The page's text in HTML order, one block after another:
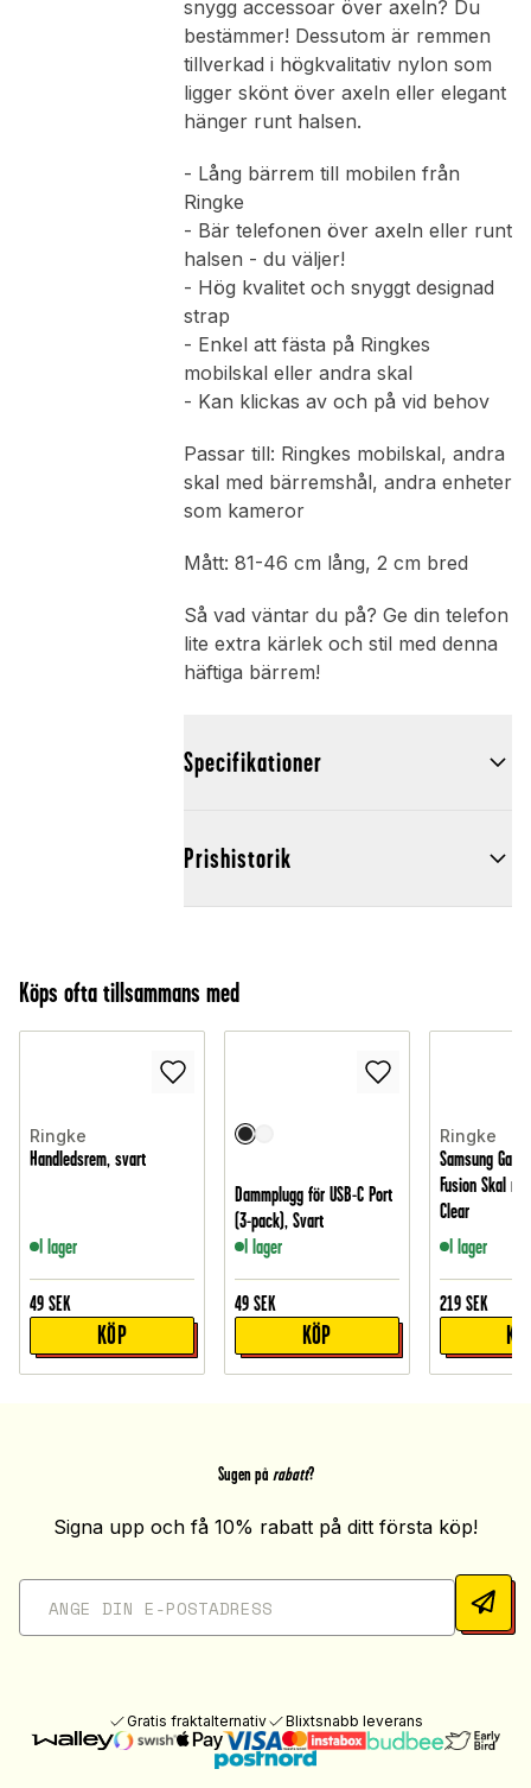
snygg accessoar över axeln? Du
bestämmer! Dessutom är remmen
tillverkad i högkvalitativ nylon som
ligger skönt över axeln eller elegant
hänger runt halsen.
- Lång bärrem till mobilen från
Ringke
- Bär telefonen över axeln eller runt
halsen - du väljer!
- Hög kvalitet och snyggt designad
strap
- Enkel att fästa på Ringkes
mobilskal eller andra skal
- Kan klickas av och på vid behov
Passar till: Ringkes mobilskal, andra
skal med bärremshål, andra enheter
som kameror
Mått: 81-46 cm lång, 2 cm bred
Så vad väntar du på? Ge din telefon
lite extra kärlek och stil med denna
häftiga bärrem!
Specifikationer
Prishistorik
Köps ofta tillsammans med
Ringke
Handledsrem, svart
I lager
49 SEK
KÖP
Dammplugg för USB-C Port
(3-pack), Svart
I lager
49 SEK
KÖP
Ringke
Samsung
Fusion Skal
Clear
I lager
219 SEK
Sugen på rabatt?
Signa upp och få 10% rabatt på ditt första köp!
Gratis fraktalternativ Blixtsnabb leverans